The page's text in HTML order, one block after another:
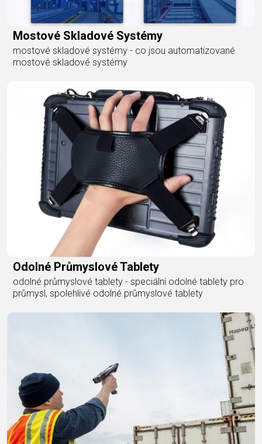
Mostové Skladové Systémy
mostové skladové systémy - co jsou automatizované
mostové skladové systémy
Odolné Průmyslové Tablety
odolné průmyslové tablety - speciální odolné tablety pro
průmysl, spolehlivé odolné průmyslové tablety